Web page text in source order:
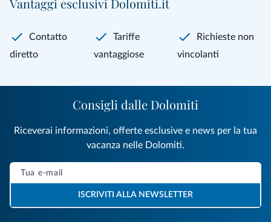
Vantaggi esclusivi Dolomiti.it
Contatto
diretto
Tariffe
vantaggiose
Richieste non
vincolanti
Consigli dalle Dolomiti
Riceverai informazioni, offerte esclusive e news per la tua
vacanza nelle Dolomiti.
ISCRIVITI ALLA NEWSLETTER